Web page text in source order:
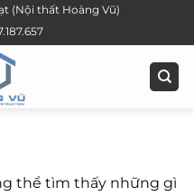
(Nội thất Hoàng Vũ)
thể tìm thấy những gì